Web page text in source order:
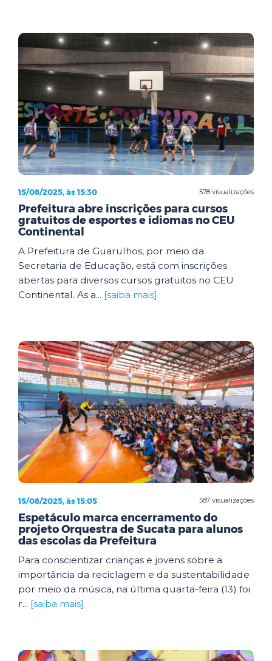
578 visualizações
15/08/2025, às 15:30
Prefeitura abre inscrições para cursos
gratuitos de esportes e idiomas no CEU
Continental
A Prefeitura de Guarulhos, por meio da
Secretaria de Educação, está com inscrições
abertas para diversos cursos gratuitos no CEU
Continental. As a... [saiba mais]
587 visualizações
15/08/2025, às 15:05
Espetáculo marca encerramento do
projeto Orquestra de Sucata para alunos
das escolas da Prefeitura
Para conscientizar crianças e jovens sobre a
importância da reciclagem e da sustentabilidade
por meio da música, na última quarta-feira (13) foi
r... [saiba mais]